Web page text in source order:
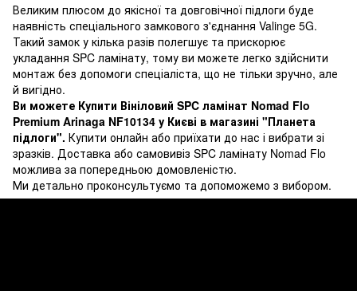
Великим плюсом до якісної та довговічної підлоги буде
наявність спеціального замкового з'єднання Valinge 5G.
Такий замок у кілька разів полегшує та прискорює
укладання SPC ламінату, тому ви можете легко здійснити
монтаж без допомоги спеціаліста, що не тільки зручно, але
й вигідно.
Ви можете Купити Вініловий SPC ламінат Nomad Flo
Premium Arinaga NF10134 у Києві в магазині "Планета
підлоги". Купити онлайн або приїхати до нас і вибрати зі
зразків. Доставка або самовивіз SPC ламінату Nomad Flo
можлива за попередньою домовленістю.
Ми детально проконсультуємо та допоможемо з вибором.